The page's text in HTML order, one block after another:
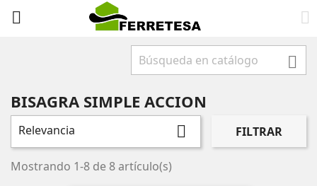
 

BISAGRA SIMPLE ACCION
Relevancia  FILTRAR
Mostrando 1-8 de 8 artículo(s)